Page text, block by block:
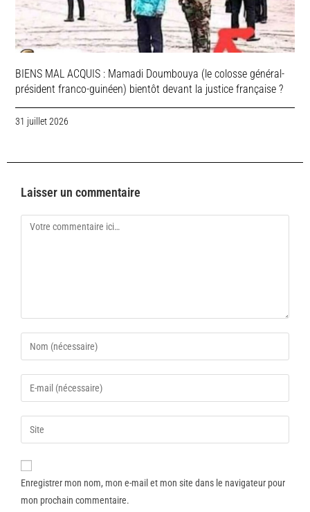
BIENS MAL ACQUIS : Mamadi Doumbouya (le colosse général-
président franco-guinéen) bientôt devant la justice française ?
31 juillet 2026
Laisser un commentaire
Enregistrer mon nom, mon e-mail et mon site dans le navigateur pour
mon prochain commentaire.